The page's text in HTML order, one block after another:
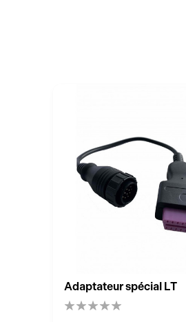
Adaptateur spécial LT